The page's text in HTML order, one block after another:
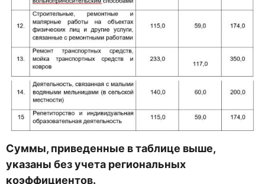
Суммы, приведенные в таблице выше,
указаны без учета региональных
коэффициентов.